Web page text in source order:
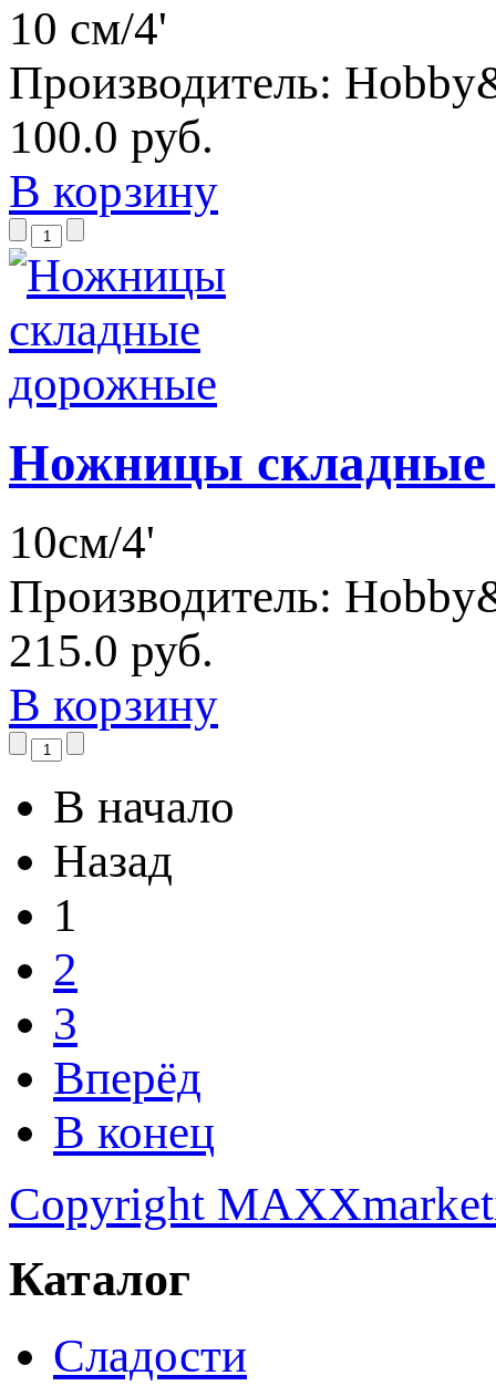
10 см/4'
Производитель:
100.0 руб.
В корзину
Ножницы
10см/4'
Производитель:
215.0 руб.
В корзину
В начало
Назад
1
2
3
Вперёд
В конец
Copyright
Каталог
Сладости